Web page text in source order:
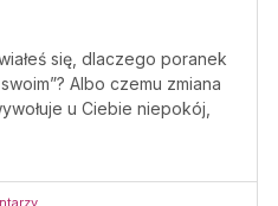
się, dlaczego poranek
Albo czemu zmiana
u Ciebie niepokój,